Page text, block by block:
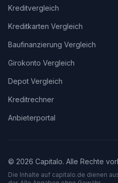
Kreditvergleich
Kreditkarten Vergleich
Baufinanzierung Vergleich
Girokonto Vergleich
Depot Vergleich
Kreditrechner
Anbieterportal
© 2026 Capitalo. Alle Rechte
Die Inhalte auf capitalo.de dienen